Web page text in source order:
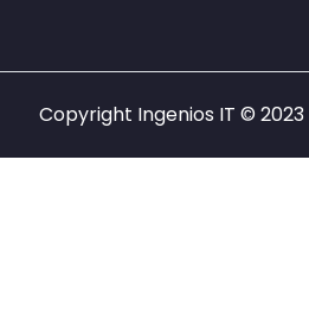
Copyright Ingenios IT © 2023